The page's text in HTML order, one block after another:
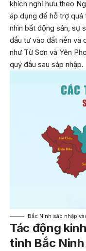
khích nghỉ hưu theo
áp dụng để hỗ trợ
nhìn bất động sản, sự
đầu tư vào đất nền và
như Từ Sơn và Yên
quý đầu sau sáp nhập.
Bắc Ninh sáp nhập
Tác động
tỉnh Bắc